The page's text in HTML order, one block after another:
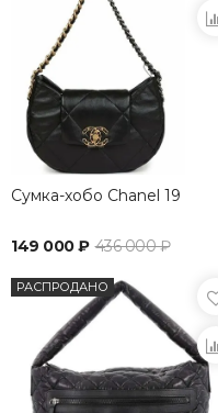
Сумка-хобо Chanel 19
149 000 ₽ 436 000 ₽
РАСПРОДАНО